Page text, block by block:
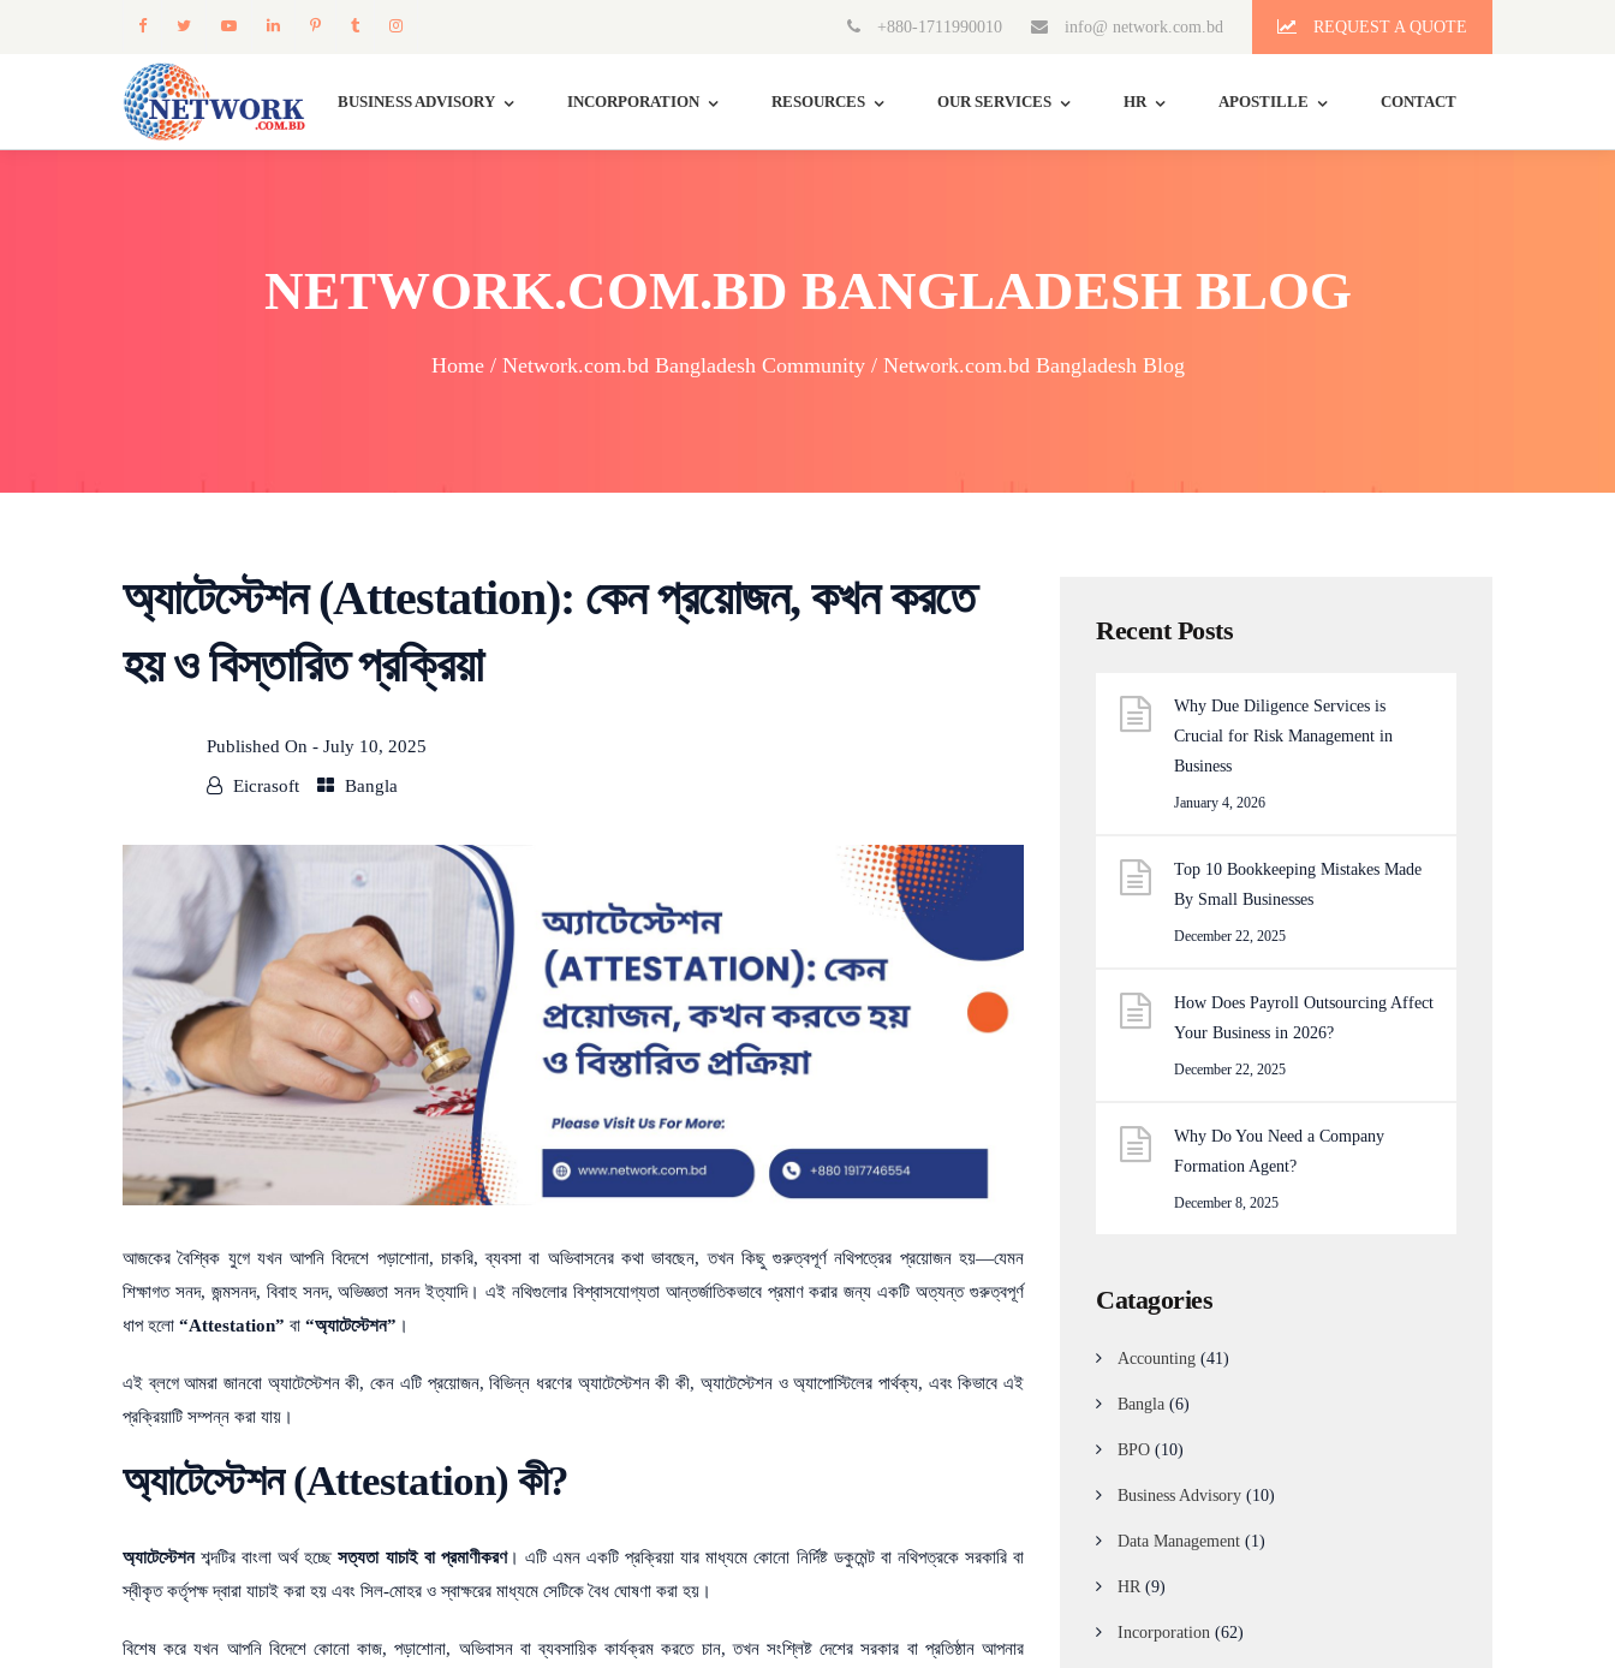
+880-1711990010 info@ network.com.bd REQUEST A QUOTE
BUSINESS ADVISORY INCORPORATION RESOURCES OUR SERVICES HR APOSTILLE CONTACT
NETWORK.COM.BD BANGLADESH BLOG
Home / Network.com.bd Bangladesh Community / Network.com.bd Bangladesh Blog
অ্যাটেস্টেশন (Attestation): কেন প্রয়োজন, কখন করতে
হয় ও বিস্তারিত প্রক্রিয়া
Published On - July 10, 2025
Eicrasoft Bangla
আজকের বৈশ্বিক যুগে যখন আপনি বিদেশে পড়াশোনা, চাকরি, ব্যবসা বা অভিবাসনের কথা ভাবছেন, তখন কিছু গুরুত্বপূর্ণ নথিপত্রের প্রয়োজন হয়—যেমন
শিক্ষাগত সনদ, জন্মসনদ, বিবাহ সনদ, অভিজ্ঞতা সনদ ইত্যাদি। এই নথিগুলোর বিশ্বাসযোগ্যতা আন্তর্জাতিকভাবে প্রমাণ করার জন্য একটি অত্যন্ত গুরুত্বপূর্ণ
ধাপ হলো “Attestation” বা “অ্যাটেস্টেশন” ।
এই ব্লগে আমরা জানবো অ্যাটেস্টেশন কী, কেন এটি প্রয়োজন, বিভিন্ন ধরণের অ্যাটেস্টেশন কী কী, অ্যাটেস্টেশন ও অ্যাপোস্টিলের পার্থক্য, এবং কিভাবে এই
প্রক্রিয়াটি সম্পন্ন করা যায়।
অ্যাটেস্টেশন (Attestation) কী?
অ্যাটেস্টেশনশব্দটির বাংলা অর্থ হচ্ছেসত্যতা যাচাই বা প্রমাণীকরণ। এটি এমন একটি প্রক্রিয়া যার মাধ্যমে কোনো নির্দিষ্ট ডকুমেন্ট বা নথিপত্রকে সরকারি বা
স্বীকৃত কর্তৃপক্ষ দ্বারা যাচাই করা হয় এবং সিল-মোহর ও স্বাক্ষরের মাধ্যমে সেটিকে বৈধ ঘোষণা করা হয়।
বিশেষ করে যখন আপনি বিদেশে কোনো কাজ, পড়াশোনা, অভিবাসন বা ব্যবসায়িক কার্যক্রম করতে চান, তখন সংশ্লিষ্ট দেশের সরকার বা প্রতিষ্ঠান আপনার
Recent Posts
Why Due Diligence Services is
Crucial for Risk Management in
Business
January 4, 2026
Top 10 Bookkeeping Mistakes Made
By Small Businesses
December 22, 2025
How Does Payroll Outsourcing Affect
Your Business in 2026?
December 22, 2025
Why Do You Need a Company
Formation Agent?
December 8, 2025
Catagories
Accounting (41)
Bangla (6)
BPO (10)
Business Advisory (10)
Data Management (1)
HR (9)
Incorporation (62)